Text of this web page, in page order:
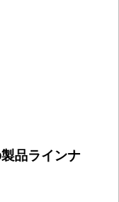
品ラインナ